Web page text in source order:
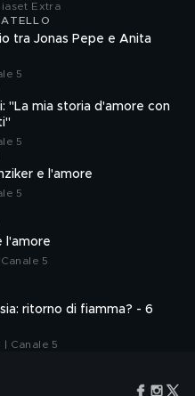
Extra
tra Jonas Pepe e Anita
5
"La mia storia d'amore con
5
e l'amore
5
l'amore
5
ritorno di fiamma? - 6
Canale 5